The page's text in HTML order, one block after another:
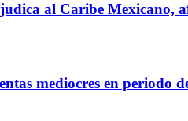
al Caribe Mexicano,
mediocres en periodo